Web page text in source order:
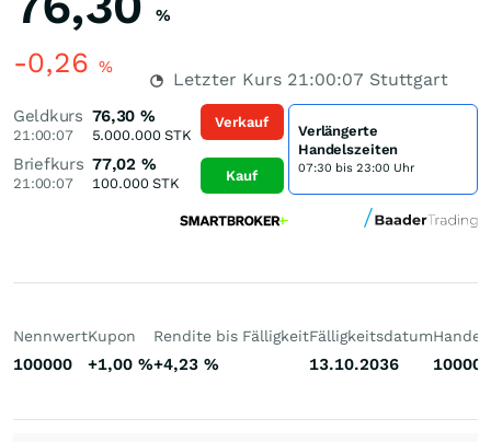
%
-0,26 %
Letzter Kurs 21:00:07 Stuttgart
Geldkurs
21:00:07
76,30 %
5.000.000STK
Briefkurs
21:00:07
77,02 %
100.000STK
Verkauf
Kauf
Verlängerte
Handelszeiten
07:30 bis 23:00 Uhr
Nennwert
100000
Kupon
+1,00 %
Rendite bis Fälligkeit
+4,23 %
Fälligkeitsdatum
13.10.2036 100000